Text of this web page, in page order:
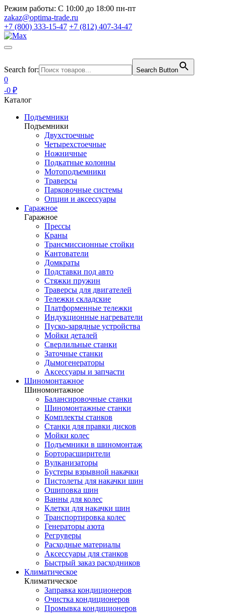
Режим работы: С 10:00 до 18:00 пн-пт
zakaz@optima-trade.ru
+7 (800) 333-15-47 +7 (812) 407-34-47
Search for: Search Button
0
-0 ₽
Каталог
Подъемники
Подъемники
Двухстоечные
Четырехстоечные
Ножничные
Подкатные колонны
Мотоподъемники
Траверсы
Парковочные системы
Опции и аксессуары
Гаражное
Гаражное
Прессы
Краны
Трансмиссионные стойки
Кантователи
Домкраты
Подставки под авто
Стяжки пружин
Траверсы для двигателей
Тележки складские
Платформенные тележки
Индукционные нагреватели
Пуско-зарядные устройства
Мойки деталей
Сверлильные станки
Заточные станки
Дымогенераторы
Аксессуары и запчасти
Шиномонтажное
Шиномонтажное
Балансировочные станки
Шиномонтажные станки
Комплекты станков
Станки для правки дисков
Мойки колес
Подъемники в шиномонтаж
Борторасширители
Вулканизаторы
Бустеры взрывной накачки
Пистолеты для накачки шин
Ошиповка шин
Ванны для колес
Клетки для накачки шин
Транспортировка колес
Генераторы азота
Регруверы
Расходные материалы
Аксессуары для станков
Быстрый заказ расходников
Климатическое
Климатическое
Заправка кондиционеров
Очистка кондиционеров
Промывка кондиционеров